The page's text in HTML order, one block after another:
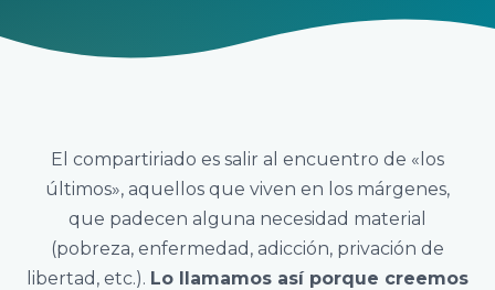
El compartiriado es salir al encuentro de «los
últimos», aquellos que viven en los márgenes,
que padecen alguna necesidad material
(pobreza, enfermedad, adicción, privación de
libertad, etc.). Lo llamamos así porque creemos